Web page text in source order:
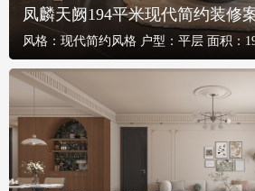
凤麟天阙194平米现代简约装修
风格： 现代简约风格 户型： 平层 面积：